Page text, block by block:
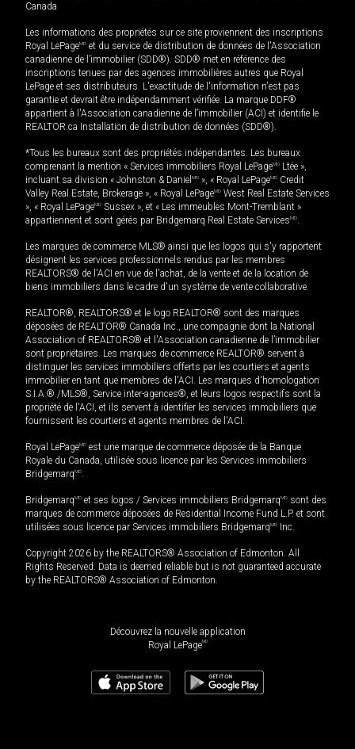
Canada
Les informations des propriétés sur ce site proviennent des inscriptions
Royal LePageMD et du service de distribution de données de l'Association
canadienne de l’immobilier (SDD®). SDD® met en référence des
inscriptions tenues par des agences immobilières autres que Royal
LePage et ses distributeurs. L'exactitude de l'information n'est pas
garantie et devrait être indépendamment vérifiée. La marque DDF®
appartient à l'Association canadienne de l’immobilier (ACI) et identifie le
REALTOR.ca Installation de distribution de données (SDD®).
*Tous les bureaux sont des propriétés indépendantes. Les bureaux
comprenant la mention « Services immobiliers Royal LePageMD Ltée »,
incluant sa division « Johnston & Daniel MD », « Royal LePageMD Credit
Valley Real Estate, Brokerage », « Royal LePageMD West Real Estate Services
», « Royal LePageMD Sussex », et « Les immeubles Mont-Tremblant »
appartiennent et sont gérés par Bridgemarq Real Estate ServicesMD.
Les marques de commerce MLS® ainsi que les logos qui s'y rapportent
désignent les services professionnels rendus par les membres
REALTORS® de l'ACI en vue de l'achat, de la vente et de la location de
biens immobiliers dans le cadre d'un système de vente collaborative.
REALTOR®, REALTORS® et le logo REALTOR® sont des marques
déposées de REALTOR® Canada Inc., une compagnie dont la National
Association of REALTORS® et l'Association canadienne de l’immobilier
sont propriétaires. Les marques de commerce REALTOR® servent à
distinguer les services immobiliers offerts par les courtiers et agents
immobilier en tant que membres de l'ACI. Les marques d'homologation
S.I.A.® /MLS®, Service inter-agences®, et leurs logos respectifs sont la
propriété de l'ACI, et ils servent à identifier les services immobiliers que
fournissent les courtiers et agents membres de l'ACI.
Royal LePageMD est une marque de commerce déposée de la Banque
Royale du Canada, utilisée sous licence par les Services immobiliers
BridgemarqMD.
BridgemarqMD et ses logos / Services immobiliers BridgemarqMD sont des
marques de commerce déposées de Residential Income Fund L.P. et sont
utilisées sous licence par Services immobiliers BridgemarqMD Inc.
Copyright 2026 by the REALTORS® Association of Edmonton. All
Rights Reserved. Data is deemed reliable but is not guaranteed accurate
by the REALTORS® Association of Edmonton.
Découvrez la nouvelle application
Royal LePageMD